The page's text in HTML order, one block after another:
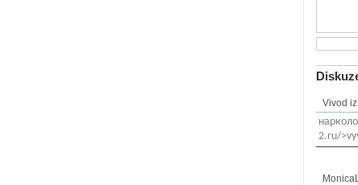
Vivod
2.ru/